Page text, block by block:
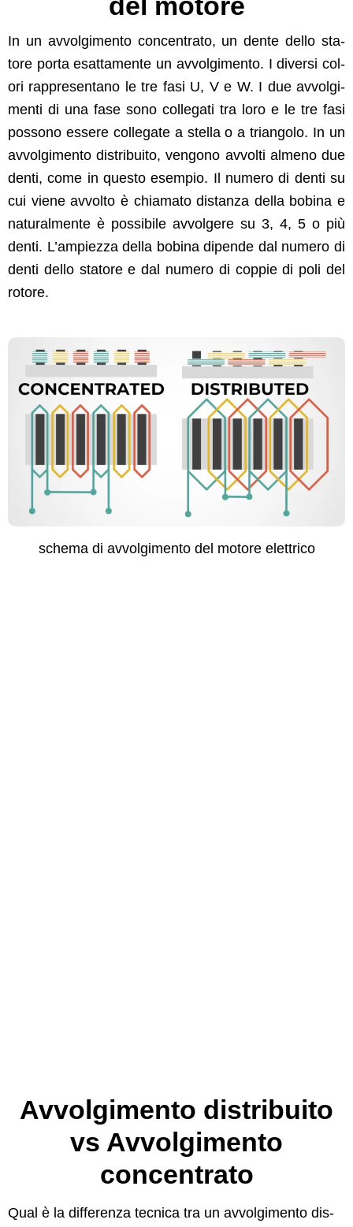
In un avvol­gi­men­to con­cen­tra­to, un dente del­lo sta­
tore por­ta esat­ta­mente un avvol­gi­men­to. I diver­si col­
ori rap­p­re­sen­tano le tre fasi U, V e W. I due avvol­gi­
men­ti di una fase sono col­le­gati tra loro e le tre fasi
pos­sono essere col­le­gate a stel­la o a tri­an­go­lo. In un
avvol­gi­men­to dis­tribuito, ven­gono avvolti almeno due
den­ti, come in questo esem­pio. Il numero di den­ti su
cui viene avvolto è chiam­a­to dis­tan­za del­la bobi­na e
nat­u­ral­mente è pos­si­bile avvol­gere su 3, 4, 5 o più
den­ti. L’ampiez­za del­la bobi­na dipende dal numero di
den­ti del­lo sta­tore e dal numero di cop­pie di poli del
rotore.
schema di avvol­gi­men­to del motore elettrico
Avvolgimento distribuito
vs Avvolgimento
concentrato
Qual è la dif­feren­za tec­ni­ca tra un avvol­gi­men­to dis­